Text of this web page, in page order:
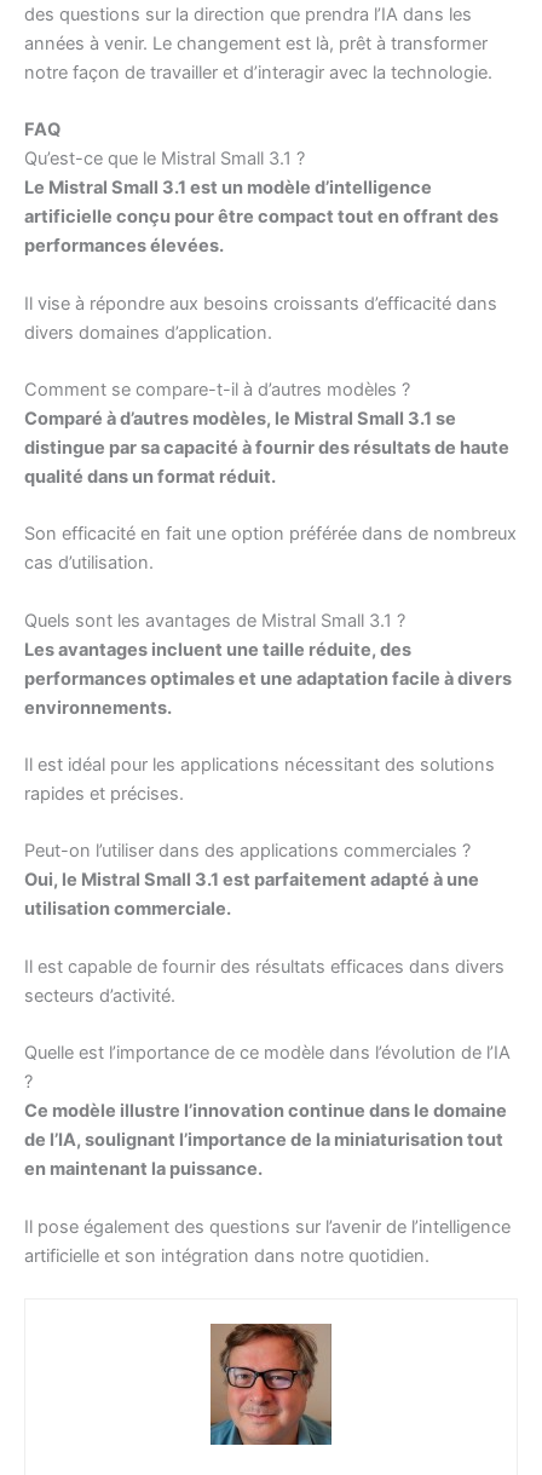
des questions sur la direction que prendra l’IA dans les
années à venir. Le changement est là, prêt à transformer
notre façon de travailler et d’interagir avec la technologie.
FAQ
Qu’est-ce que le Mistral Small 3.1 ?
Le Mistral Small 3.1 est un modèle d’intelligence
artificielle conçu pour être compact tout en offrant des
performances élevées.
Il vise à répondre aux besoins croissants d’efficacité dans
divers domaines d’application.
Comment se compare-t-il à d’autres modèles ?
Comparé à d’autres modèles, le Mistral Small 3.1 se
distingue par sa capacité à fournir des résultats de haute
qualité dans un format réduit.
Son efficacité en fait une option préférée dans de nombreux
cas d’utilisation.
Quels sont les avantages de Mistral Small 3.1 ?
Les avantages incluent une taille réduite, des
performances optimales et une adaptation facile à divers
environnements.
Il est idéal pour les applications nécessitant des solutions
rapides et précises.
Peut-on l’utiliser dans des applications commerciales ?
Oui, le Mistral Small 3.1 est parfaitement adapté à une
utilisation commerciale.
Il est capable de fournir des résultats efficaces dans divers
secteurs d’activité.
Quelle est l’importance de ce modèle dans l’évolution de l’IA
?
Ce modèle illustre l’innovation continue dans le domaine
de l’IA, soulignant l’importance de la miniaturisation tout
en maintenant la puissance.
Il pose également des questions sur l’avenir de l’intelligence
artificielle et son intégration dans notre quotidien.